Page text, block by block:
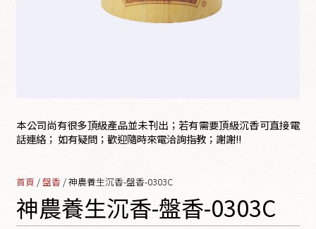
本公司尚有很多頂級產品並未刊出；若有需要頂級沉香可直接電
話連絡； 如有疑問；歡迎隨時來電洽詢指教；謝謝!!
首頁 /盤香 / 神農養生沉香-盤香-0303C
神農養生沉香-盤香-0303C